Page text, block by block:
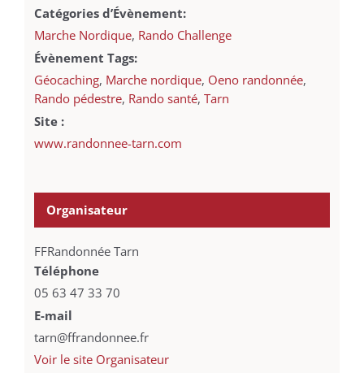
Catégories d’Évènement:
Marche Nordique, Rando Challenge
Évènement Tags:
Géocaching, Marche nordique, Oeno randonnée,
Rando pédestre, Rando santé, Tarn
Site :
www.randonnee-tarn.com
Organisateur
FFRandonnée Tarn
Téléphone
05 63 47 33 70
E-mail
tarn@ffrandonnee.fr
Voir le site Organisateur